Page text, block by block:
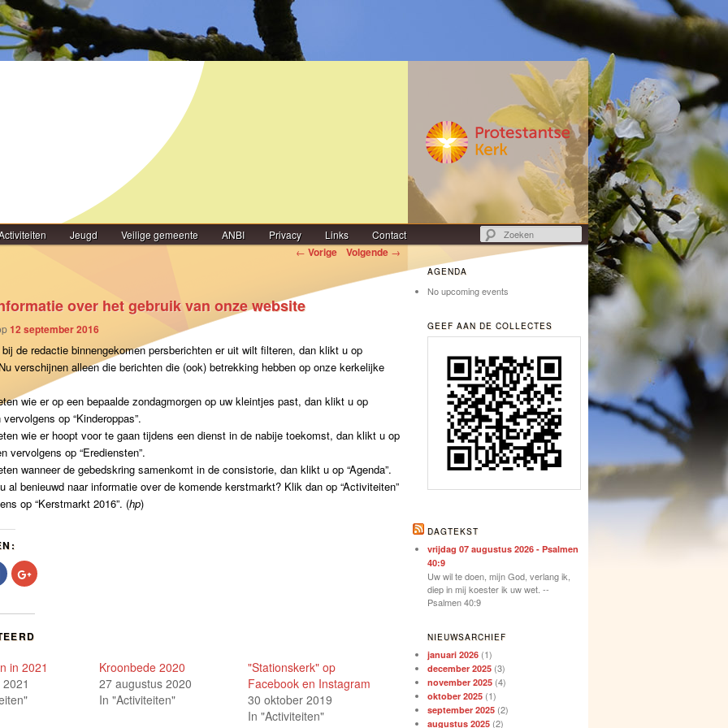
Jeugd Veilige gemeente ANBI Privacy Links Contact
Zoeken
← Vorige Volgende →
over het gebruik van onze website
12 september 2016
de redactie binnengekomen persberichten er uit wilt filteren, dan klikt u op
verschijnen alleen die berichten die (ook) betrekking hebben op onze kerkelijke
wie er op een bepaalde zondagmorgen op uw kleintjes past, dan klikt u op
vervolgens op “Kinderoppas”.
wie er hoopt voor te gaan tijdens een dienst in de nabije toekomst, dan klikt u op
vervolgens op “Erediensten”.
wanneer de gebedskring samenkomt in de consistorie, dan klikt u op “Agenda”.
al benieuwd naar informatie over de komende kerstmarkt? Klik dan op “Activiteiten”
op “Kerstmarkt 2016”. (hp)
Klik
om
in
venster
geopend)
Klik
om
in
venster
in 2021
Kroonbede 2020
27 augustus 2020
In "Activiteiten"
"Stationskerk" op
Facebook en Instagram
30 oktober 2019
In "Activiteiten"
AGENDA
No upcoming events
GEEF AAN DE COLLECTES
DAGTEKST
vrijdag 07 augustus 2026 - Psalmen
40:9
Uw wil te doen, mijn God, verlang ik,
diep in mij koester ik uw wet. --
Psalmen 40:9
NIEUWSARCHIEF
januari 2026 (1)
december 2025 (3)
november 2025 (4)
oktober 2025 (1)
september 2025 (2)
augustus 2025 (2)